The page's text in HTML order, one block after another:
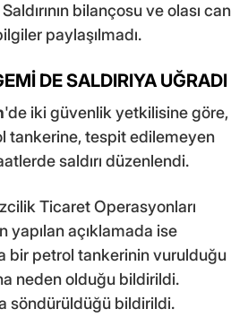
bilançosu ve olası can
paylaşılmadı.
DE SALDIRIYA UĞRADI
'de iki güvenlik yetkilisine göre,
tankerine, tespit edilemeyen
saldırı düzenlendi.
Ticaret Operasyonları
yapılan açıklamada ise
bir petrol tankerinin vurulduğu
neden olduğu bildirildi.
söndürüldüğü bildirildi.